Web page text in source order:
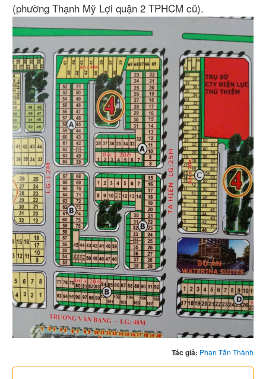
(phường Thạnh Mỹ Lợi quận 2 TPHCM cũ).
Tác giả: Phan Tấn Thành